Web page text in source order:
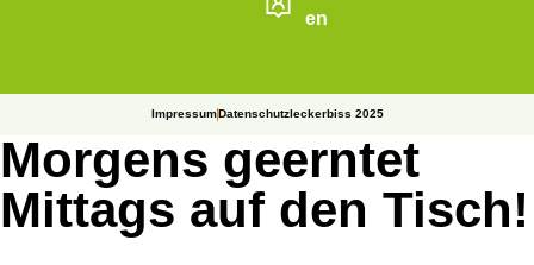
en
Impressum Datenschutzleckerbiss 2025
Morgens geerntet
Mittags auf den Tisch!